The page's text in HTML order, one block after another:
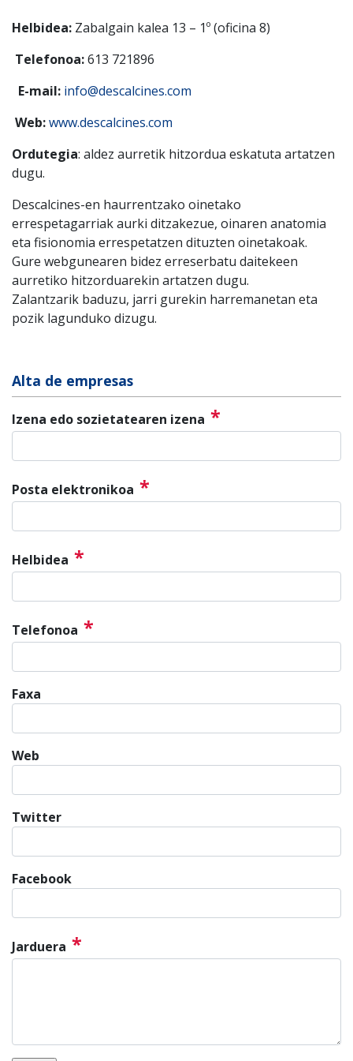
Helbidea: Zabalgain kalea 13 – 1º (oficina 8)
Telefonoa:613 721896
E-mail: info@descalcines.com
Web:www.descalcines.com
Ordutegia: aldez aurretik hitzordua eskatuta artatzen
dugu.
Descalcines-en haurrentzako oinetako
errespetagarriak aurki ditzakezue, oinaren anatomia
eta fisionomia errespetatzen dituzten oinetakoak.
Gure webgunearen bidez erreserbatu daitekeen
aurretiko hitzorduarekin artatzen dugu.
Zalantzarik baduzu, jarri gurekin harremanetan eta
pozik lagunduko dizugu.
Alta de empresas
Izena edo sozietatearen izena *
Posta elektronikoa *
Helbidea *
Telefonoa *
Faxa
Web
Twitter
Facebook
Jarduera *